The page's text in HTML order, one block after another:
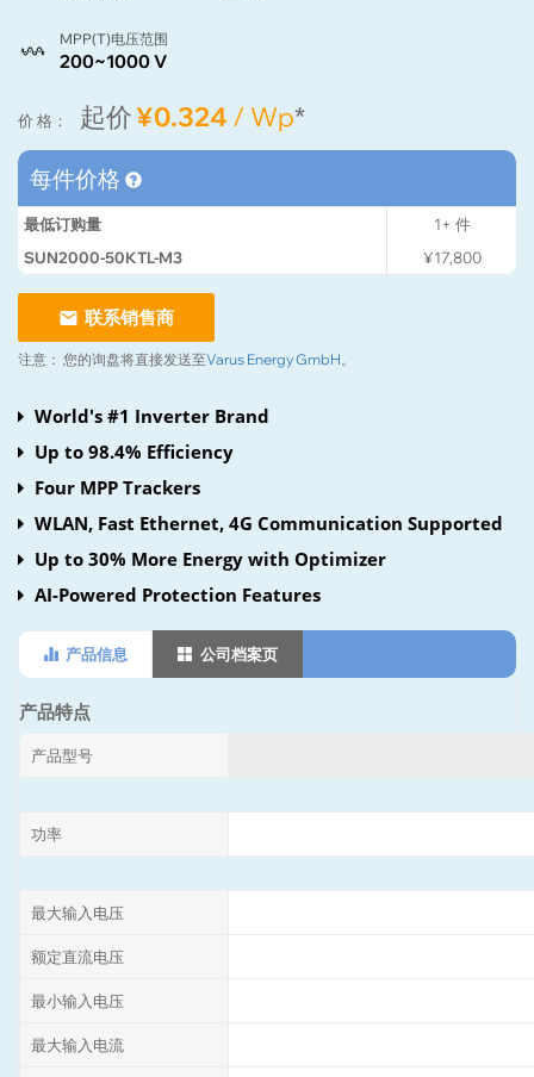
MPP(T)电压范围
200~1000 V
价 格： 起价¥0.324 / Wp*
每件价格
最低订购量 1+ 件
SUN2000-50KTL-M3
¥17,800
联系销售商
注意： 您的询盘将直接发送至Varus Energy GmbH。
World's #1 Inverter Brand
Up to 98.4% Efficiency
Four MPP Trackers
WLAN, Fast Ethernet, 4G Communication Supported
Up to 30% More Energy with Optimizer
AI-Powered Protection Features
产品信息 公司档案页
产品特点
产品型号
功率
最大输入电压
额定直流电压
最小输入电压
最大输入电流